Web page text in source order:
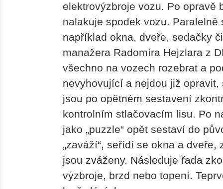
elektrovýzbroje vozu. Po opravě
nalakuje spodek vozu.
například okna, dveře, sedačky
manažera Radomíra Hejzlara z
všechno na vozech rozebrat a
nevyhovující a nejdou již
jsou po opětném sestavení
kontrolním stlačovacím lisu. Po
jako „puzzle“ opět sestaví do
„zaváží“, seřídí se okna a
jsou zváženy. Následuje řada
výzbroje, brzd nebo topení.